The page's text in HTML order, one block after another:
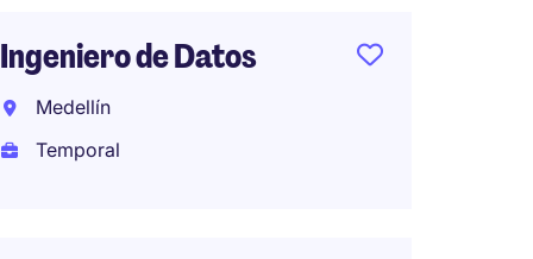
Ingeniero de Datos
Medellín
Temporal